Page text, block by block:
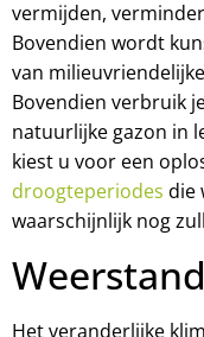
vermijden,
Bovendien wordt
van
Bovendien verbruik
natuurlijke gazon in
kiest u voor een
droogteperiodes die
waarschijnlijk nog
Het veranderlijke